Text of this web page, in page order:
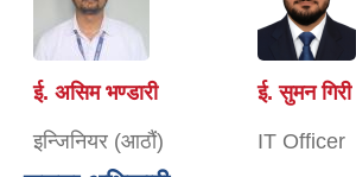
ई. असिम भण्डारी
इन्जिनियर (आठौं)
ई. सुमन गिरी
IT Officer